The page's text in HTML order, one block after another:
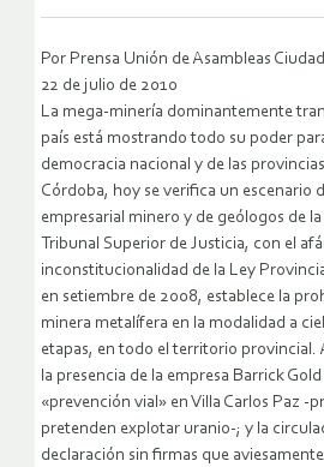
Por Prensa Unión de Asambleas
22 de julio de 2010
La mega-minería dominantemente
país está mostrando todo su poder
democracia nacional y de las
Córdoba, hoy se verifica un escenario
empresarial minero y de geólogos de
Tribunal Superior de Justicia, con el
inconstitucionalidad de la Ley
en setiembre de 2008, establece la
minera metalífera en la modalidad a
etapas, en todo el territorio provincial.
la presencia de la empresa Barrick
«prevención vial» en Villa Carlos Paz -
pretenden explotar uranio-; y la
declaración sin firmas que